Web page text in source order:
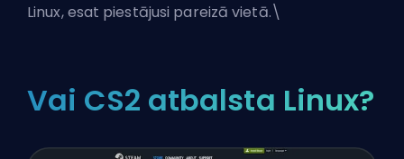
Linux, esat piestājusi pareizā vietā.\
Vai CS2 atbalsta Linux?